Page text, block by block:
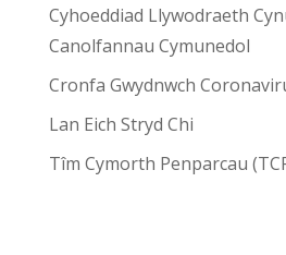
Cyhoeddiad Llywodraeth
Canolfannau Cymunedol
Cronfa Gwydnwch
Lan Eich Stryd Chi
Tîm Cymorth Penparcau